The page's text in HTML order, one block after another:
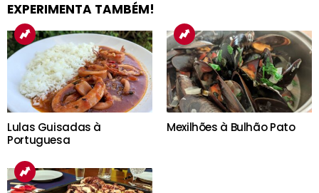
EXPERIMENTA TAMBÉM!
Lulas Guisadas à
Portuguesa
Mexilhões à Bulhão Pato